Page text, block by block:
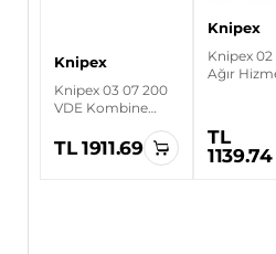
Knipex
Knipex 03 07 200
VDE Kombine
TL 1911.69
Knipex
Knipex 02
Ağır
TL
1139.74